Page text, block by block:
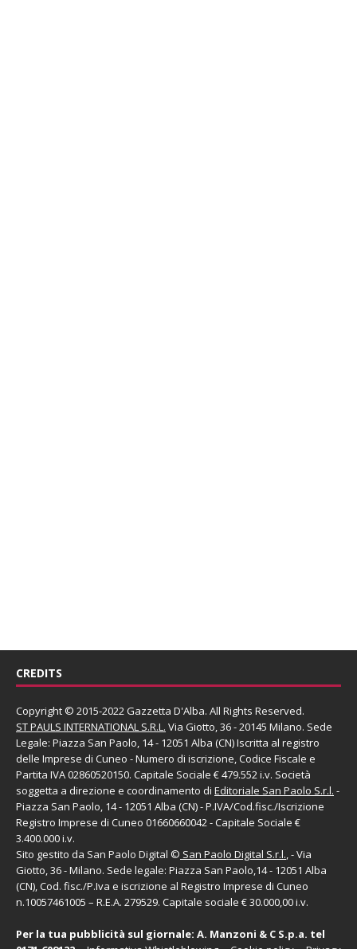
CREDITS
Copyright © 2015-2022 Gazzetta D'Alba. All Rights Reserved.
ST PAULS INTERNATIONAL S.R.L. Via Giotto, 36 - 20145 Milano. Sede
Legale: Piazza San Paolo, 14 - 12051 Alba (CN) Iscritta al registro
delle Imprese di Cuneo - Numero di iscrizione, Codice Fiscale e
Partita IVA 02860520150. Capitale Sociale € 479.552 i.v. Società
soggetta a direzione e coordinamento di Editoriale San Paolo S.r.l. -
Piazza San Paolo, 14 - 12051 Alba (CN) - P.IVA/Cod.fisc./Iscrizione
Registro Imprese di Cuneo 01660660042 - Capitale Sociale €
3.400.000 i.v.
Sito gestito da San Paolo Digital © San Paolo Digital S.r.l., - Via
Giotto, 36 - Milano. Sede legale: Piazza San Paolo,14 - 12051 Alba
(CN), Cod. fisc./P.Iva e iscrizione al Registro Imprese di Cuneo
n.10057461005 – R.E.A. 279529. Capitale sociale € 30.000,00 i.v.
Per la tua pubblicità sul giornale: A. Manzoni & C S.p.a. tel